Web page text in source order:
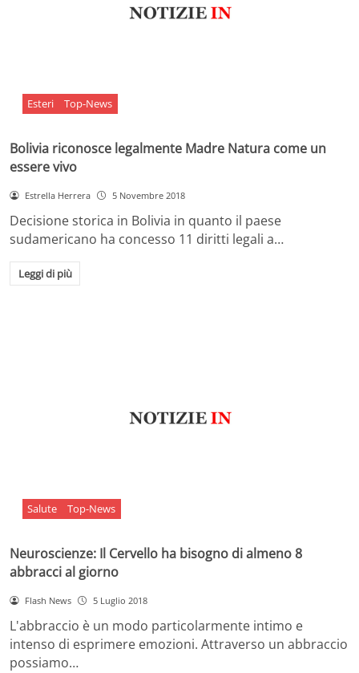
Esteri Top-News
Bolivia riconosce legalmente Madre Natura come un
essere vivo
Estrella Herrera 5 Novembre 2018
Decisione storica in Bolivia in quanto il paese
sudamericano ha concesso 11 diritti legali a…
Leggi di più
Salute Top-News
Neuroscienze: Il Cervello ha bisogno di almeno 8
abbracci al giorno
Flash News 5 Luglio 2018
L'abbraccio è un modo particolarmente intimo e
intenso di esprimere emozioni. Attraverso un abbraccio
possiamo…